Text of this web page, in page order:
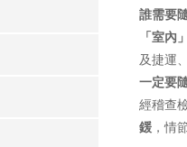
誰需要
「室內
及捷運
一定要
經稽查
鍰 ，情